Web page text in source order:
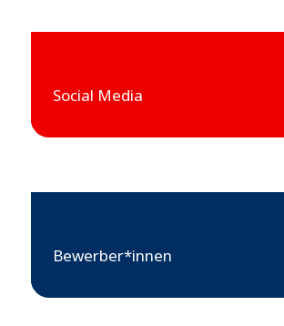
Social Media
Bewerber*innen